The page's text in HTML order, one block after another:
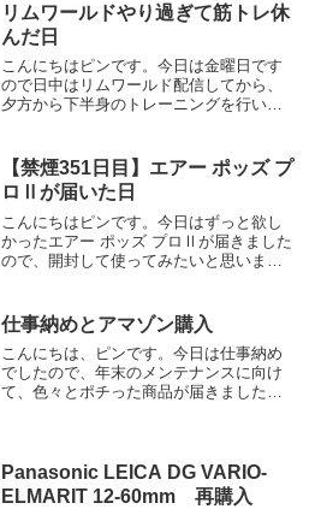
リムワールドやり過ぎて筋トレ休
んだ日
こんにちはピンです。今日は金曜日です
ので日中はリムワールド配信してから、
夕方から下半身のトレーニングを行いた
【禁煙351日目】エアー ポッズ プ
ロⅡが届いた日
こんにちはピンです。今日はずっと欲し
かったエアー ポッズ プロⅡが届きました
ので、開封して使ってみたいと思いま
仕事納めとアマゾン購入
こんにちは、ピンです。今日は仕事納め
でしたので、年末のメンテナンスに向け
て、色々とポチった商品が届きました。
Panasonic LEICA DG VARIO-
ELMARIT 12-60mm 再購入